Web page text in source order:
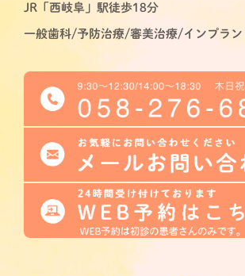
JR「西岐阜」駅徒歩18分
一般歯科/予防治療/審美治療/インプラン